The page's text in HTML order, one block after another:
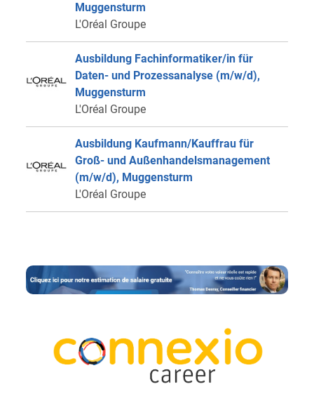
Muggensturm
L'Oréal Groupe
Ausbildung Fachinformatiker/in für
Daten- und Prozessanalyse (m/w/d),
Muggensturm
L'Oréal Groupe
Ausbildung Kaufmann/Kauffrau für
Groß- und Außenhandelsmanagement
(m/w/d), Muggensturm
L'Oréal Groupe